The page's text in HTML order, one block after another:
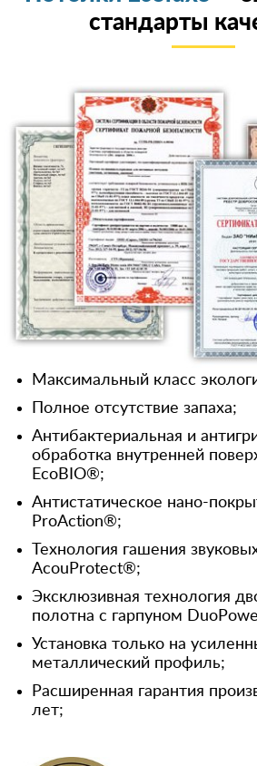
стандарты
Максимальный класс
Полное отсутствие запаха;
Антибактериальная и
обработка внутренней
EcoBIO®;
Антистатическое нано-
ProAction®;
Технология гашения
AcouProtect®;
Эксклюзивная технология
полотна с гарпуном
Установка только на
металлический профиль;
Расширенная гарантия
лет;